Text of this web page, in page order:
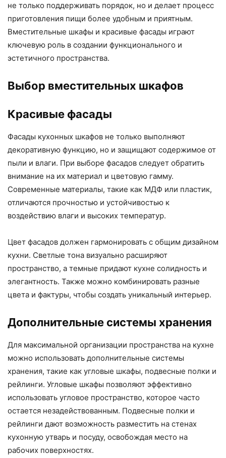
не только поддерживать порядок, но и делает процесс
приготовления пищи более удобным и приятным.
Вместительные шкафы и красивые фасады играют
ключевую роль в создании функционального и
эстетичного пространства.
Выбор вместительных шкафов
Красивые фасады
Фасады кухонных шкафов не только выполняют
декоративную функцию, но и защищают содержимое от
пыли и влаги. При выборе фасадов следует обратить
внимание на их материал и цветовую гамму.
Современные материалы, такие как МДФ или пластик,
отличаются прочностью и устойчивостью к
воздействию влаги и высоких температур.
Цвет фасадов должен гармонировать с общим дизайном
кухни. Светлые тона визуально расширяют
пространство, а темные придают кухне солидность и
элегантность. Также можно комбинировать разные
цвета и фактуры, чтобы создать уникальный интерьер.
Дополнительные системы хранения
Для максимальной организации пространства на кухне
можно использовать дополнительные системы
хранения, такие как угловые шкафы, подвесные полки и
рейлинги. Угловые шкафы позволяют эффективно
использовать угловое пространство, которое часто
остается незадействованным. Подвесные полки и
рейлинги дают возможность разместить на стенах
кухонную утварь и посуду, освобождая место на
рабочих поверхностях.